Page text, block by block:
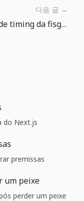
다음 글 →
Guia de timing da fisgada em The Big One: esperar tambem e habilidade
do Next.js
premissas
um peixe
perder um peixe